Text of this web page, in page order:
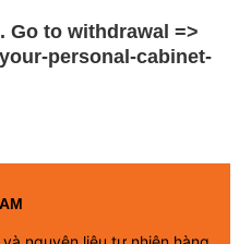
Gо tо withdrаwаl =>
personal-cabinet-